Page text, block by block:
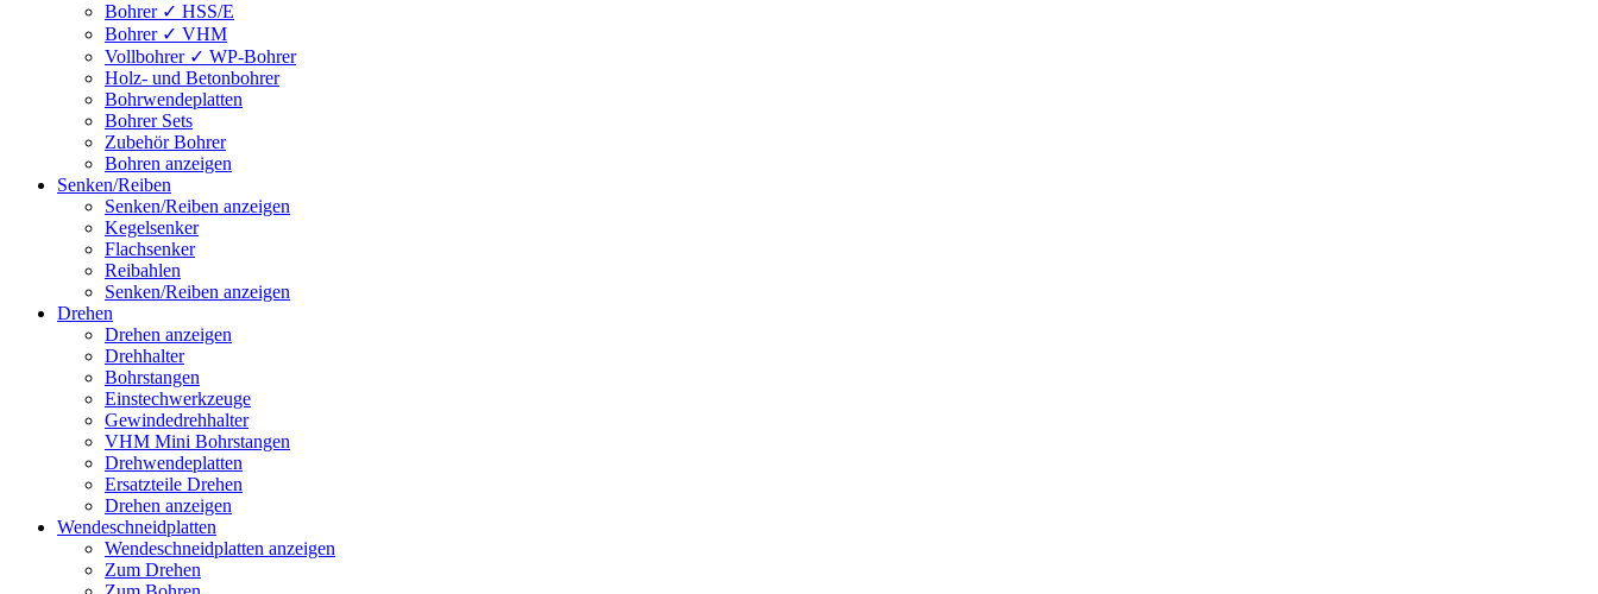
Bohrer ✓ HSS/E
Bohrer ✓ VHM
Vollbohrer ✓ WP-Bohrer
Holz- und Betonbohrer
Bohrwendeplatten
Bohrer Sets
Zubehör Bohrer
Bohren anzeigen
Senken/Reiben
Senken/Reiben anzeigen
Kegelsenker
Flachsenker
Reibahlen
Senken/Reiben anzeigen
Drehen
Drehen anzeigen
Drehhalter
Bohrstangen
Einstechwerkzeuge
Gewindedrehhalter
VHM Mini Bohrstangen
Drehwendeplatten
Ersatzteile Drehen
Drehen anzeigen
Wendeschneidplatten
Wendeschneidplatten anzeigen
Zum Drehen